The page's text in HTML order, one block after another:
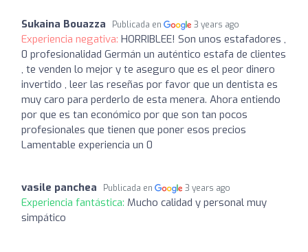
Sukaina Bouazza Publicada en 3 years ago
Experiencia negativa: HORRIBLEE! Son unos estafadores ,
0 profesionalidad Germán un auténtico estafa de clientes
, te venden lo mejor y te aseguro que es el peor dinero
invertido , leer las reseñas por favor que un dentista es
muy caro para perderlo de esta menera. Ahora entiendo
por que es tan económico por que son tan pocos
profesionales que tienen que poner esos precios
Lamentable experiencia un 0
vasile panchea Publicada en 3 years ago
Experiencia fantástica: Mucho calidad y personal muy
simpático